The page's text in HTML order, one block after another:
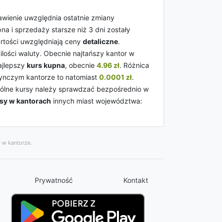
uwzględnia ostatnie zmiany
i sprzedaży starsze niż 3 dni zostały
uwzględniają ceny detaliczne.
waluty. Obecnie najtańszy kantor w
kurs kupna, obecnie 4.96 zł. Różnica
kantorze to natomiast 0.0001 zł.
kursy należy sprawdzać bezpośrednio w
w kantorach innych miast województwa:
kantorze.
Prywatność Kontakt